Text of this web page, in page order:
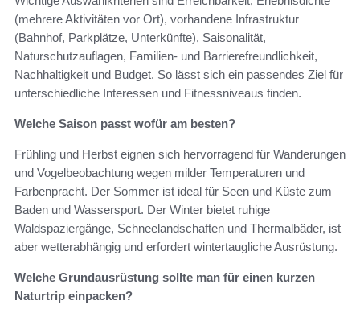
(mehrere Aktivitäten vor Ort), vorhandene Infrastruktur
(Bahnhof, Parkplätze, Unterkünfte), Saisonalität,
Naturschutzauflagen, Familien- und Barrierefreundlichkeit,
Nachhaltigkeit und Budget. So lässt sich ein passendes Ziel für
unterschiedliche Interessen und Fitnessniveaus finden.
Welche Saison passt wofür am besten?
Frühling und Herbst eignen sich hervorragend für Wanderungen
und Vogelbeobachtung wegen milder Temperaturen und
Farbenpracht. Der Sommer ist ideal für Seen und Küste zum
Baden und Wassersport. Der Winter bietet ruhige
Waldspaziergänge, Schneelandschaften und Thermalbäder, ist
aber wetterabhängig und erfordert wintertaugliche Ausrüstung.
Welche Grundausrüstung sollte man für einen kurzen
Naturtrip einpacken?